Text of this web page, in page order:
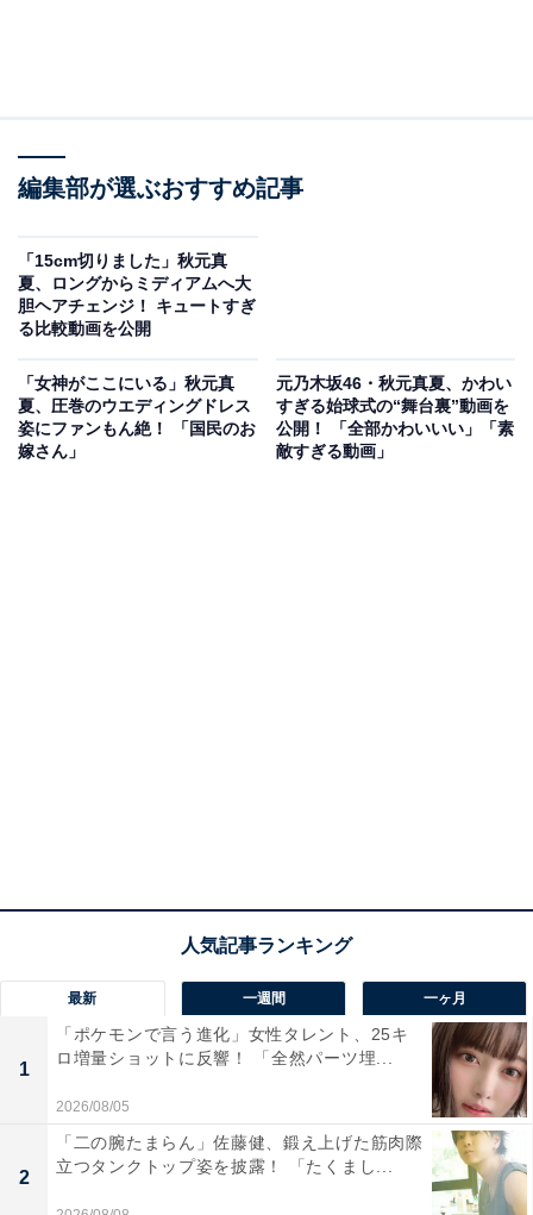
編集部が選ぶおすすめ記事
「15cm切りました」秋元真
夏、ロングからミディアムへ大
胆ヘアチェンジ！ キュートすぎ
る比較動画を公開
「女神がここにいる」秋元真
夏、圧巻のウエディングドレス
姿にファンもん絶！ 「国民のお
嫁さん」
元乃木坂46・秋元真夏、かわい
すぎる始球式の“舞台裏”動画を
公開！ 「全部かわいいい」「素
敵すぎる動画」
最新 一週間 一ヶ月
1
「ポケモンで言う進化」女性タレント、25キ
ロ増量ショットに反響！ 「全然パーツ埋...
2026/08/05
2
「二の腕たまらん」佐藤健、鍛え上げた筋肉際
立つタンクトップ姿を披露！ 「たくまし...